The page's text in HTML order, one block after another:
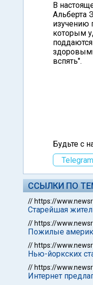
В
Альберта
изучению
которым
вспять".
Будьте с
Telegram
ССЫЛКИ ПО
// https://
Старейшая
// https://
Пожилые
// https://
Нью-йоркских
// https://
Интернет